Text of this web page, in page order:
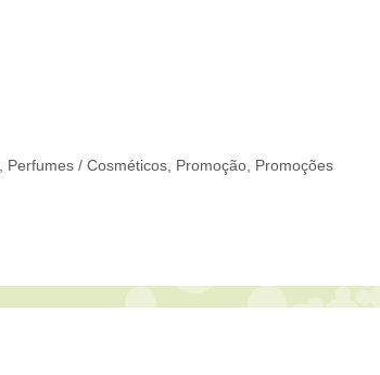
Perfumes / Cosméticos Promoção Promoções